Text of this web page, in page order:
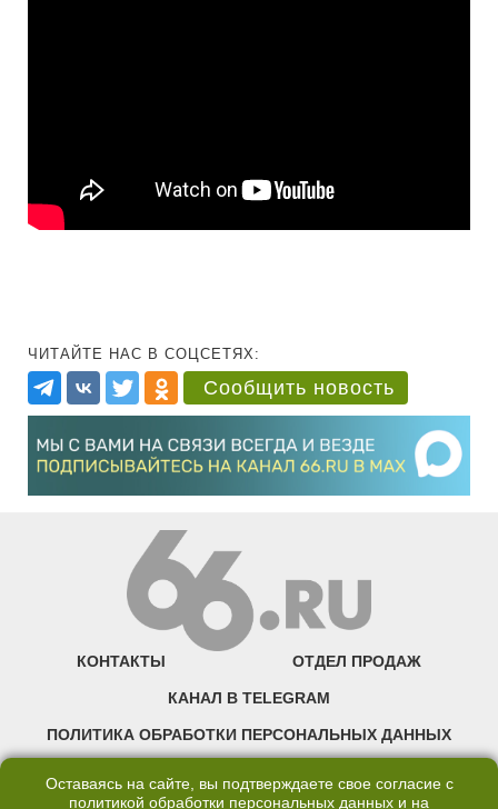
ЧИТАЙТЕ НАС В СОЦСЕТЯХ:
Сообщить новость
КОНТАКТЫ ОТДЕЛ ПРОДАЖ
КАНАЛ В TELEGRAM
ПОЛИТИКА ОБРАБОТКИ ПЕРСОНАЛЬНЫХ ДАННЫХ
Оставаясь на сайте, вы подтверждаете свое согласие с
политикой обработки персональных данных и на